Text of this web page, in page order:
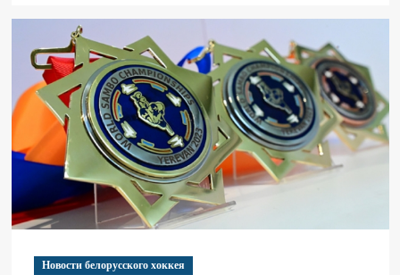
Новости белорусского хоккея